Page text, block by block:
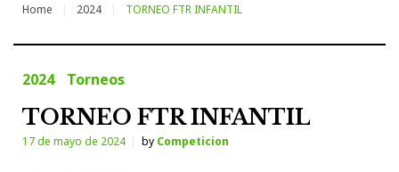
Home 2024 TORNEO FTR INFANTIL
2024 Torneos
TORNEO FTR INFANTIL
17 de mayo de 2024 by Competicion